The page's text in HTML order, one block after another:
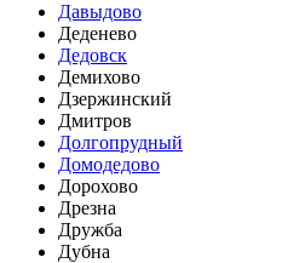
Давыдово
Деденево
Дедовск
Демихово
Дзержинский
Дмитров
Долгопрудный
Домодедово
Дорохово
Дрезна
Дружба
Дубна